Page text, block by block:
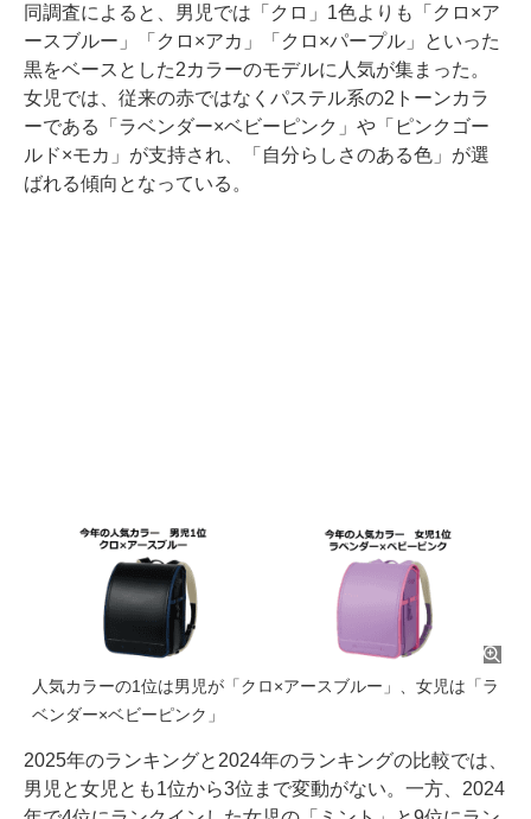
同調査によると、男児では「クロ」1色よりも「クロ×ア
ースブルー」「クロ×アカ」「クロ×パープル」といった
黒をベースとした2カラーのモデルに人気が集まった。
女児では、従来の赤ではなくパステル系の2トーンカラ
ーである「ラベンダー×ベビーピンク」や「ピンクゴー
ルド×モカ」が支持され、「自分らしさのある色」が選
ばれる傾向となっている。
人気カラーの1位は男児が「クロ×アースブルー」、女児は「ラ
ベンダー×ベビーピンク」
2025年のランキングと2024年のランキングの比較では、
男児と女児とも1位から3位まで変動がない。一方、2024